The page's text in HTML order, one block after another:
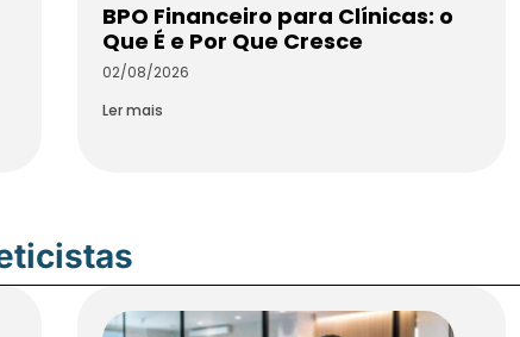
BPO Financeiro para Clínicas: o
Que É e Por Que Cresce
02/08/2026
Ler mais